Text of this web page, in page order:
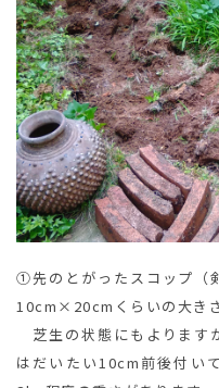
①先のとがったスコップ（
10cm×20cmくらいの大き
芝生の状態にもよります
はだいたい10cm前後付い